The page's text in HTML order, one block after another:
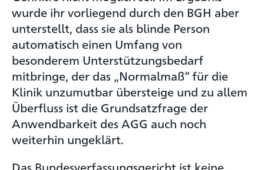
wurde ihr vorliegend durch den BGH aber
unterstellt, dass sie als blinde Person
automatisch einen Umfang von
besonderem Unterstützungsbedarf
mitbringe, der das „Normalmaß“ für die
Klinik unzumutbar übersteige und zu allem
Überfluss ist die Grundsatzfrage der
Anwendbarkeit des AGG auch noch
weiterhin ungeklärt.
Das Bundesverfassungsgericht ist keine